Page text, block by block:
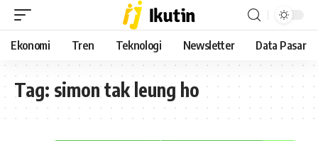
Ekonomi Tren Teknologi Newsletter Data Pasar
Tag: simon tak leung ho